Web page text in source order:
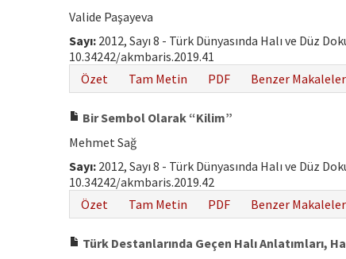
Valide Paşayeva
Sayı: 2012, Sayı 8 - Türk Dünyasında Halı ve Düz
10.34242/akmbaris.2019.41
Özet Tam Metin PDF Benzer Makaleler
Bir Sembol Olarak “Kilim”
Mehmet Sağ
Sayı: 2012, Sayı 8 - Türk Dünyasında Halı ve Düz
10.34242/akmbaris.2019.42
Özet Tam Metin PDF Benzer Makaleler
Türk Destanlarında Geçen Halı Anlatımları,